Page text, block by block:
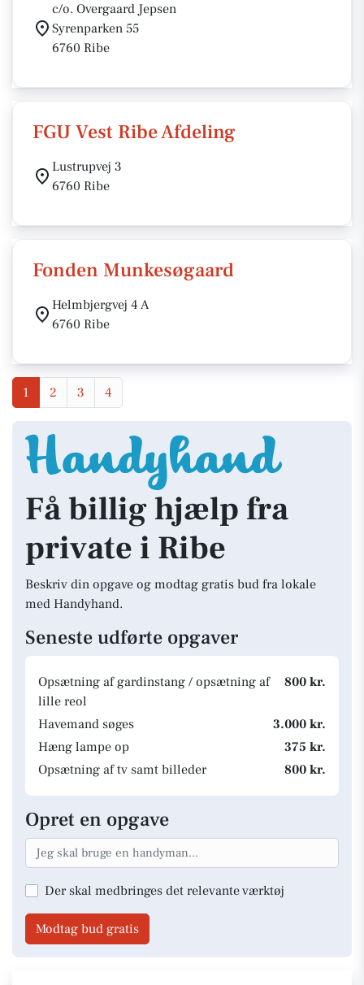
c/o. Overgaard Jepsen
Syrenparken 55
6760 Ribe
FGU Vest Ribe Afdeling
Lustrupvej 3
6760 Ribe
Fonden Munkesøgaard
Helmbjergvej 4 A
6760 Ribe
1 2 3 4
Få billig hjælp fra
private i Ribe
Beskriv din opgave og modtag gratis bud fra lokale
med Handyhand.
Seneste udførte opgaver
Opsætning af gardinstang / opsætning af
lille reol
800 kr.
Havemand søges
3.000 kr.
Hæng lampe op
375 kr.
Opsætning af tv samt billeder
800 kr.
Opret en opgave
Der skal medbringes det relevante værktøj
Modtag bud gratis